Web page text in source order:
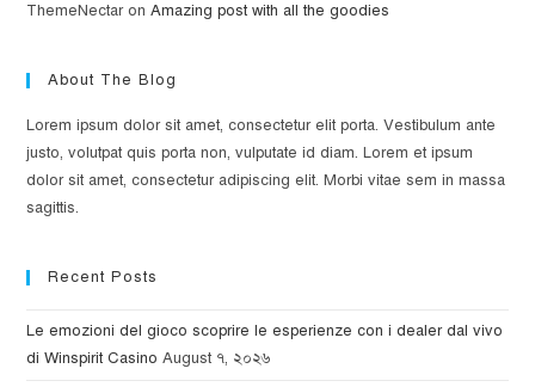
ThemeNectaronAmazing post with all the goodies
About The Blog
Lorem ipsum dolor sit amet, consectetur elit porta. Vestibulum ante
justo, volutpat quis porta non, vulputate id diam. Lorem et ipsum
dolor sit amet, consectetur adipiscing elit. Morbi vitae sem in massa
sagittis.
Recent Posts
Le emozioni del gioco scoprire le esperienze con i dealer dal vivo
di Winspirit Casino August ৭, ২০২৬